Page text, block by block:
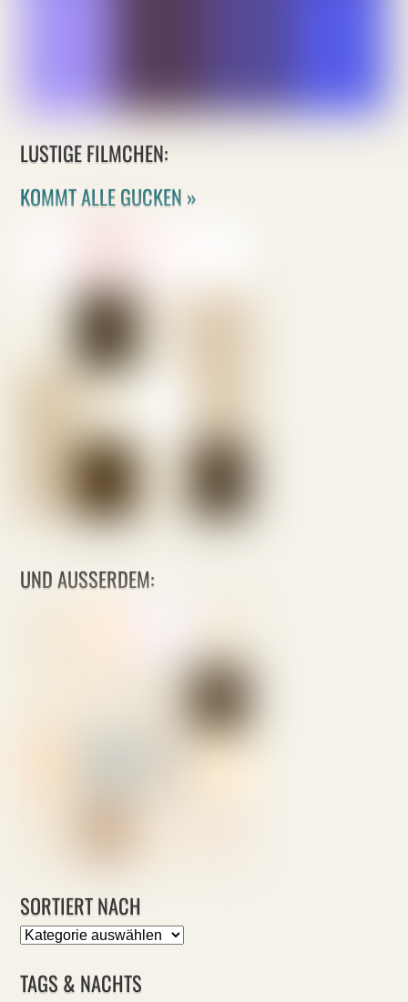
LUSTIGE FILMCHEN:
KOMMT ALLE GUCKEN »
UND AUSSERDEM:
SORTIERT NACH
Sortiert
TAGS & NACHTS